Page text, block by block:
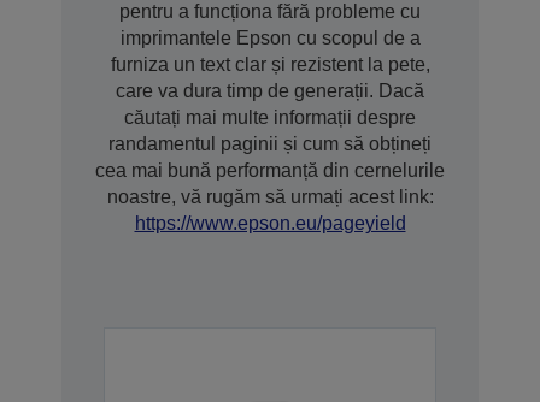
pentru a funcționa fără probleme cu
imprimantele Epson cu scopul de a
furniza un text clar și rezistent la pete,
care va dura timp de generații. Dacă
căutați mai multe informații despre
randamentul paginii și cum să obțineți
cea mai bună performanță din cernelurile
noastre, vă rugăm să urmați acest link:
https://www.epson.eu/pageyield